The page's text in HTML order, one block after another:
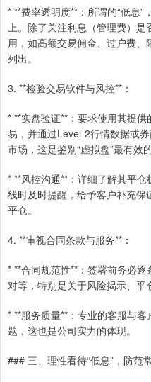
* **费率透明度**：所谓的“低息
上。除了关注利息（管理费）
用，如高额交易佣金、过户费
列出。
3. **检验交易软件与风控**：
* **实盘验证**：要求使用其提
易，并通过Level-2行情数据或
市场，这是鉴别“虚拟盘”最有效
* **风控沟通**：详细了解其平
线时及时提醒，给予客户补充
平仓。
4. **审视合同条款与服务**：
* **合同规范性**：签署前务必
对等，特别是关于风险揭示、平
* **服务质量**：专业的客服与
题，这也是公司实力的体现。
### 三、理性看待“低息”，防范